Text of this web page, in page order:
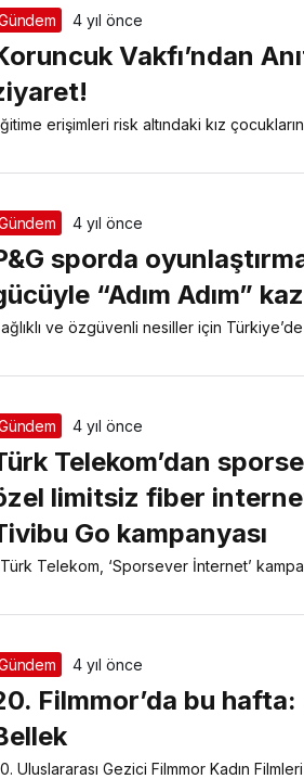
4 yıl önce
Vakfı’ndan
erişimleri risk altındaki kız
4 yıl önce
sporda
“Adım Adım”
ve özgüvenli nesiller için
4 yıl önce
Telekom’dan
limitsiz fiber
Go kampanyası
Telekom, ‘Sporsever İnternet’
4 yıl önce
Filmmor’da bu
Uluslararası Gezici Filmmor Kadın